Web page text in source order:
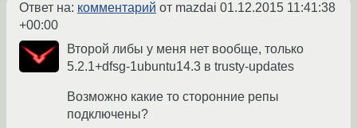
Ответ на: комментарий от mazdai 01.12.2015 11:41:38
+00:00
Второй либы у меня нет вообще, только
5.2.1+dfsg-1ubuntu14.3 в trusty-updates
Возможно какие то сторонние репы
подключены?